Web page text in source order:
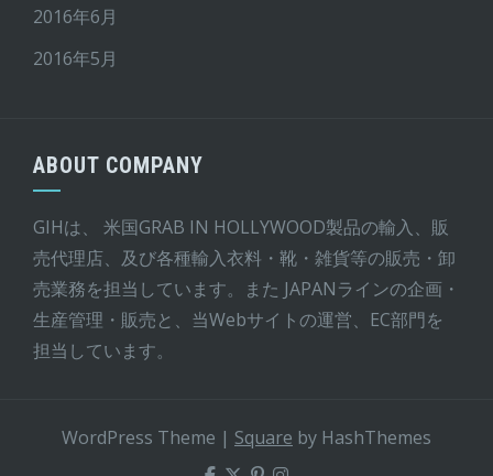
2016年6月
2016年5月
ABOUT COMPANY
GIHは、 米国GRAB IN HOLLYWOOD製品の輸入、販
売代理店、及び各種輸入衣料・靴・雑貨等の販売・卸
売業務を担当しています。また JAPANラインの企画・
生産管理・販売と、当Webサイトの運営、EC部門を
担当しています。
WordPress Theme | Square by HashThemes